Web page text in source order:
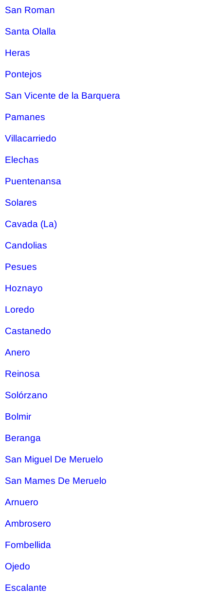
San Roman
Santa Olalla
Heras
Pontejos
San Vicente de la Barquera
Pamanes
Villacarriedo
Elechas
Puentenansa
Solares
Cavada (La)
Candolias
Pesues
Hoznayo
Loredo
Castanedo
Anero
Reinosa
Solórzano
Bolmir
Beranga
San Miguel De Meruelo
San Mames De Meruelo
Arnuero
Ambrosero
Fombellida
Ojedo
Escalante